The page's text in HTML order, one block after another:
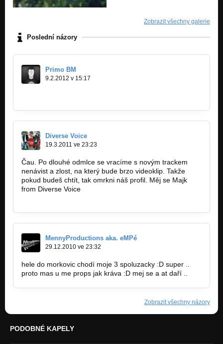
Zobrazit všechny galerie
Poslední názory
Primo BM
9.2.2012 v 15:17
Diverse Voice
19.3.2011 ve 23:23
Čau. Po dlouhé odmlce se vracíme s novým trackem
nenávist a zlost, na který bude brzo videoklip. Takže
pokud budeš chtít, tak omrkni náš profil. Měj se Majk
from Diverse Voice
MennyProductions aka. eMPé
29.12.2010 ve 23:32
hele do morkovic chodí moje 3 spoluzacky :D super ..
proto mas u me props jak kráva :D mej se a at daří ..
Zobrazit všechny názory
PODOBNÉ KAPELY